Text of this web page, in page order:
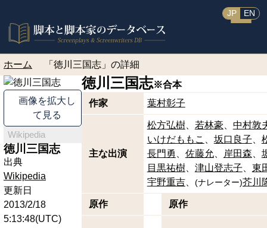
JP EN
ホーム 「徳川三国志」の詳細
画像を拡大し
て見る
Wikipedia
徳川三国志
出典
Wikipedia
更新日
2013/2/18
5:13:48(UTC)
徳川三国志※合本
作家
葉村彰子
主な出演
松方弘樹 若林豪
中村敦
いけだももこ
坂口良子
長門勇
佐藤允 岸田森
目黒祐樹
津山登志子
東
宇野重吉
(ナレーター)芥川
原作 原作